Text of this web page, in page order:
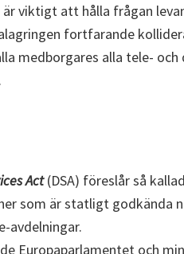
är viktigt att hålla frågan
fortfarande
medborgares alla tele-
Act(DSA) föreslår så
som är statligt godkända
avdelningar.
Europaparlamentet och